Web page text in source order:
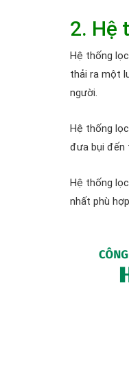
2. Hệ
Hệ thống
thải ra một
người.
Hệ thống
đưa bụi đến
Hệ thống
nhất phù